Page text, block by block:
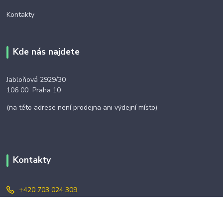
Kontakty
Kde nás najdete
Jabloňová 2929/30
106 00 Praha 10
(na této adrese není prodejna ani výdejní místo)
Kontakty
+420 703 024 309